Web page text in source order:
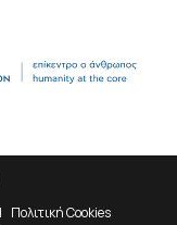
Πολιτική Cookies